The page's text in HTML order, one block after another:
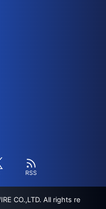
RSS
CO.,LTD. All rights re